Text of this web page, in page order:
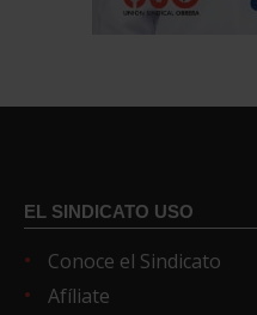
EL SINDICATO USO
Conoce el Sindicato
Afíliate